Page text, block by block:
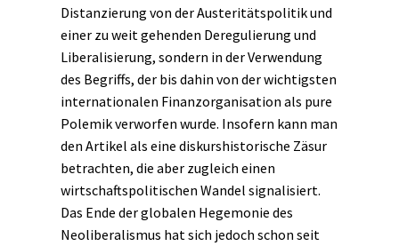
Distanzierung von der Austeritätspolitik und
einer zu weit gehenden Deregulierung und
Liberalisierung, sondern in der Verwendung
des Begriffs, der bis dahin von der wichtigsten
internationalen Finanzorganisation als pure
Polemik verworfen wurde. Insofern kann man
den Artikel als eine diskurshistorische Zäsur
betrachten, die aber zugleich einen
wirtschaftspolitischen Wandel signalisiert.
Das Ende der globalen Hegemonie des
Neoliberalismus hat sich jedoch schon seit